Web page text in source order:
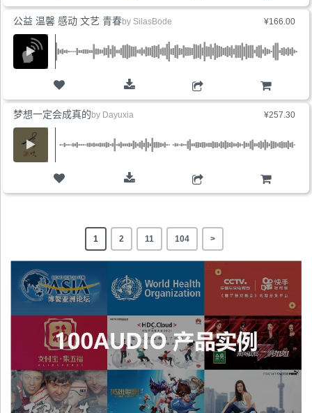
购物车
¥166.00
购物车
公益 温馨 感动 文艺 青春by SilasBode
¥257.30
购物车
梦想一定会成真的 by Dayuxia
1 2 11 104 >